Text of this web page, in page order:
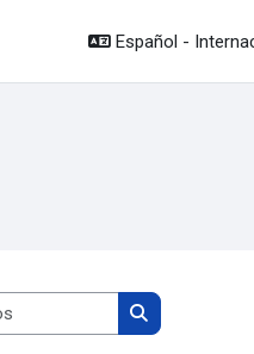
Español -
Buscar cursos
Buscar cursos